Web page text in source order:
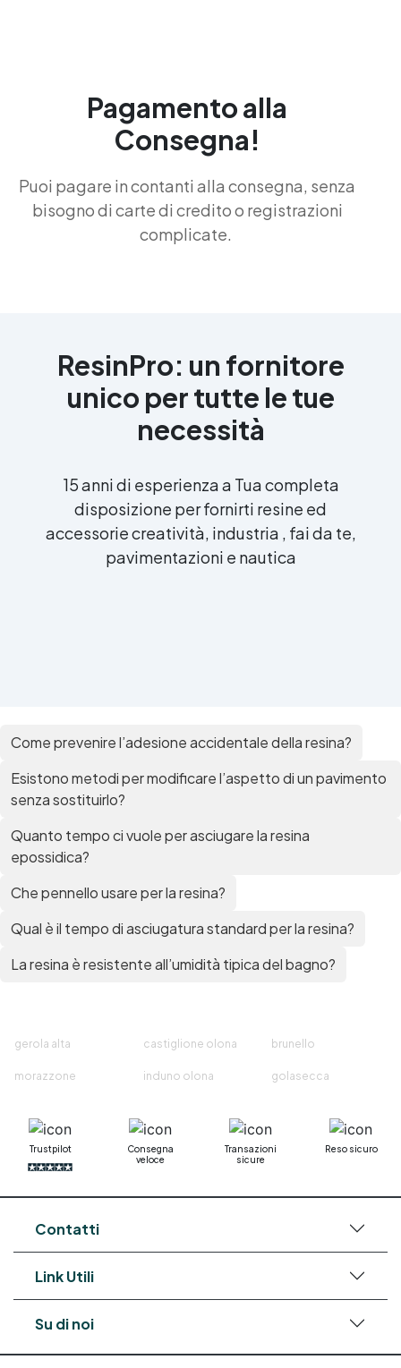
Pagamento alla
Consegna!
Puoi pagare in contanti alla consegna, senza
bisogno di carte di credito o registrazioni
complicate.
ResinPro: un fornitore
unico per tutte le tue
necessità
15 anni di esperienza a Tua completa
disposizione per fornirti resine ed
accessorie creatività, industria , fai da te,
pavimentazioni e nautica
Come prevenire l’adesione accidentale della resina?
Esistono metodi per modificare l’aspetto di un pavimento
senza sostituirlo?
Quanto tempo ci vuole per asciugare la resina
epossidica?
Che pennello usare per la resina?
Qual è il tempo di asciugatura standard per la resina?
La resina è resistente all’umidità tipica del bagno?
gerola alta castiglione olona brunello
morazzone induno olona golasecca
Trustpilot
Consegna
veloce
Transazioni
sicure
Reso sicuro
Contatti
Link Utili
Su di noi